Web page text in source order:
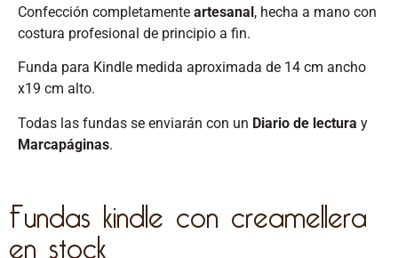
Confección completamente artesanal, hecha a mano con
costura profesional de principio a fin.
Funda para Kindle medida aproximada de 14 cm ancho
x19 cm alto.
Todas las fundas se enviarán con un Diario de lectura y
Marcapáginas.
Fundas kindle con creamellera
en stock